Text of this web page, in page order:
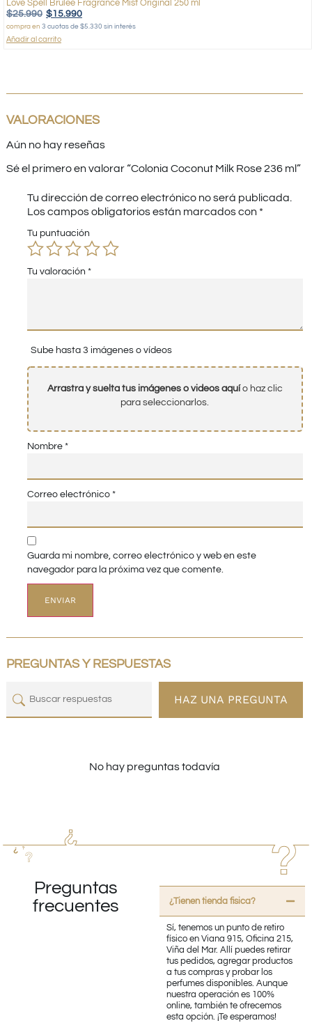
Love Spell Brulee Fragrance Mist Original 250 ml
$25.990 $15.990
compra en 3 cuotas de $5.330 sin interés
Añadir al carrito
VALORACIONES
Aún no hay reseñas
Sé el primero en valorar “Colonia Coconut Milk Rose 236 ml”
Tu dirección de correo electrónico no será publicada.
Los campos obligatorios están marcados con *
Tu puntuación
Tu valoración *
Sube hasta 3 imágenes o vídeos
Arrastra y suelta tus imágenes o videos aquío haz clic
para seleccionarlos.
Nombre *
Correo electrónico *
Guarda mi nombre, correo electrónico y web en este
navegador para la próxima vez que comente.
PREGUNTAS Y RESPUESTAS
HAZ UNA PREGUNTA
No hay preguntas todavía
Preguntas
frecuentes
¿Tienen tienda fisica?
Sí, tenemos un punto de retiro
físico en Viana 915, Oficina 215,
Viña del Mar. Allí puedes retirar
tus pedidos, agregar productos
a tus compras y probar los
perfumes disponibles. Aunque
nuestra operación es 100%
online, también te ofrecemos
esta opción. ¡Te esperamos!